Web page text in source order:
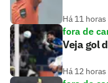
Há 11 horas
fora de
Veja gol
Há 12 horas